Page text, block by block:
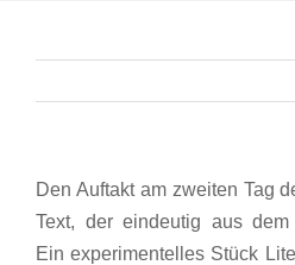
Den Auftakt am zweiten Tag
Text, der eindeutig aus dem
Ein experimentelles Stück